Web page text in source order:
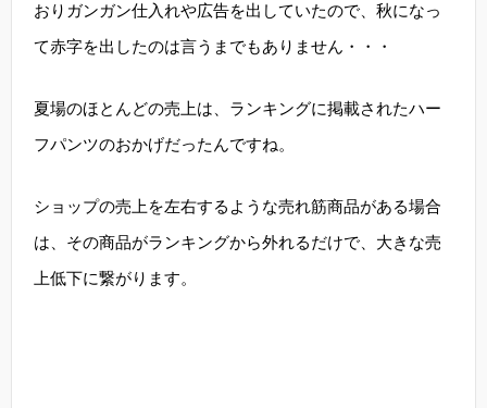
おりガンガン仕入れや広告を出していたので、秋になっ
て赤字を出したのは言うまでもありません・・・
夏場のほとんどの売上は、ランキングに掲載されたハー
フパンツのおかげだったんですね。
ショップの売上を左右するような売れ筋商品がある場合
は、その商品がランキングから外れるだけで、大きな売
上低下に繋がります。